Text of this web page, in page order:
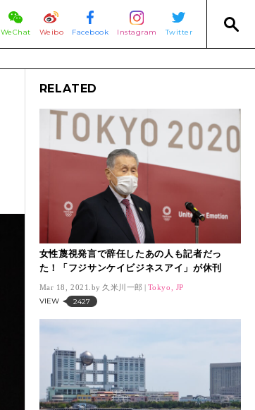
WeChat Weibo Facebook Instagram Twitter
RELATED
女性蔑視発言で辞任したあの人も記者だっ
た！「フジサンケイビジネスアイ」が休刊
Mar 18, 2021. 久米川一郎 Tokyo, JP
VIEW 2427